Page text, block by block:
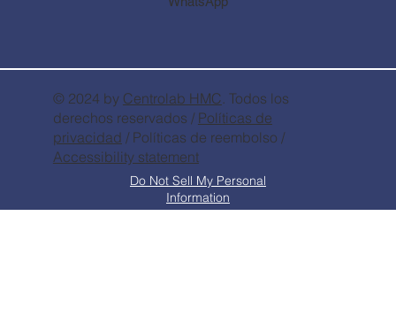
Do Not Sell My Personal
Information
© 2024 by Centrolab HMC . Todos los
derechos reservados / Políticas de
privacidad / Políticas de reembolso /
Accessibility statement